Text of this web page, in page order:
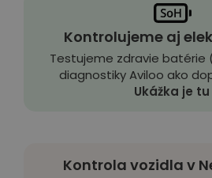
Kontrolujeme aj
Testujeme zdravie batérie
diagnostiky Aviloo ako
Ukážka je tu
Kontrola vozidla v